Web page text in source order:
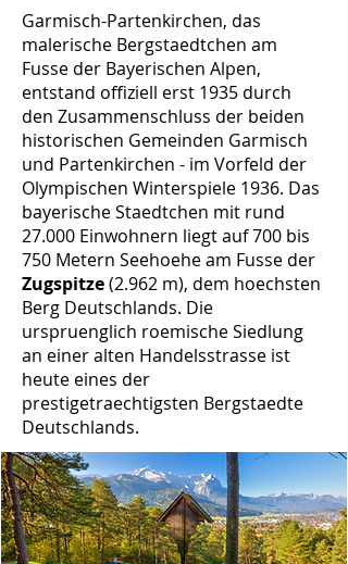
Garmisch-Partenkirchen, das
malerische Bergstaedtchen am
Fusse der Bayerischen Alpen,
entstand offiziell erst 1935 durch
den Zusammenschluss der beiden
historischen Gemeinden Garmisch
und Partenkirchen - im Vorfeld der
Olympischen Winterspiele 1936. Das
bayerische Staedtchen mit rund
27.000 Einwohnern liegt auf 700 bis
750 Metern Seehoehe am Fusse der
Zugspitze(2.962 m), dem hoechsten
Berg Deutschlands. Die
urspruenglich roemische Siedlung
an einer alten Handelsstrasse ist
heute eines der
prestigetraechtigsten Bergstaedte
Deutschlands.